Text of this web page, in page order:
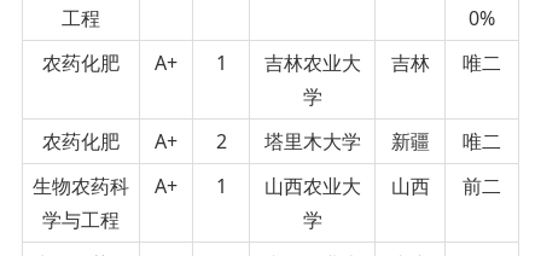
工程
0%
农药化肥
A+ 1
吉林农业大
学
吉林 唯二
农药化肥 A+ 2 塔里木大学 新疆
唯二
生物农药科
学与工程
A+ 1
山西农业大
学
山西 前二